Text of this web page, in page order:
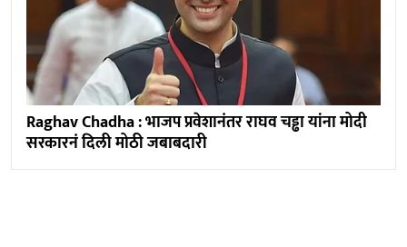
Raghav Chadha : भाजप प्रवेशानंतर राघव चड्ढा यांना मोदी
सरकारनं दिली मोठी जबाबदारी